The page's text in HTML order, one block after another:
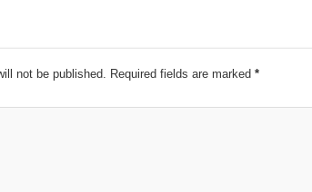
not be published. Required fields are marked *